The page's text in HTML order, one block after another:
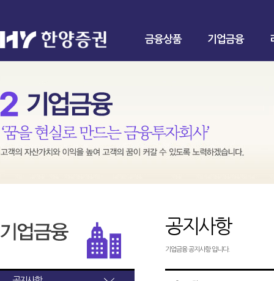
금융상품 기업금융
공지사항
기업금융 공지사항 입니다.